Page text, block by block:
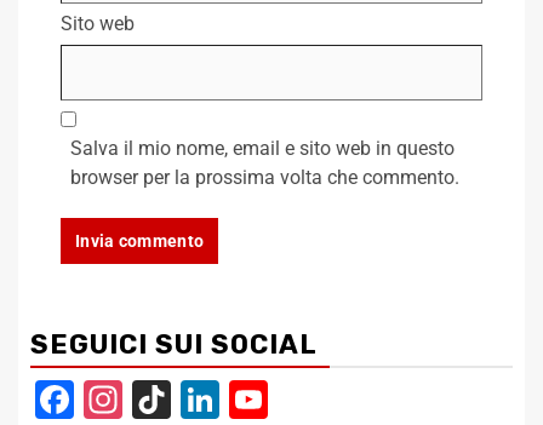
Sito web
Salva il mio nome, email e sito web in questo
browser per la prossima volta che commento.
SEGUICI SUI SOCIAL
Facebook
Instagram
TikTokLinkedIn